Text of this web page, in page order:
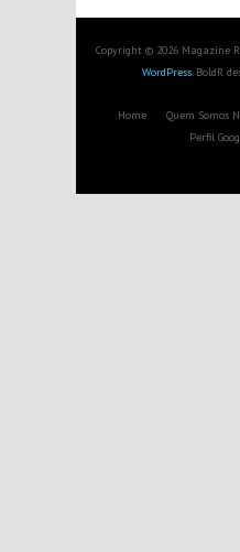
Copyright © 2026 Magazine
WordPress. BoldR
Home Quem Somos
Perfil